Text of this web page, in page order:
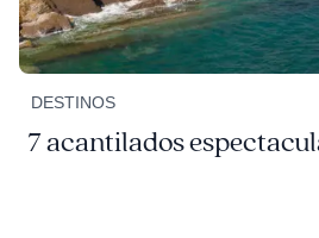
DESTINOS
7 acantilados